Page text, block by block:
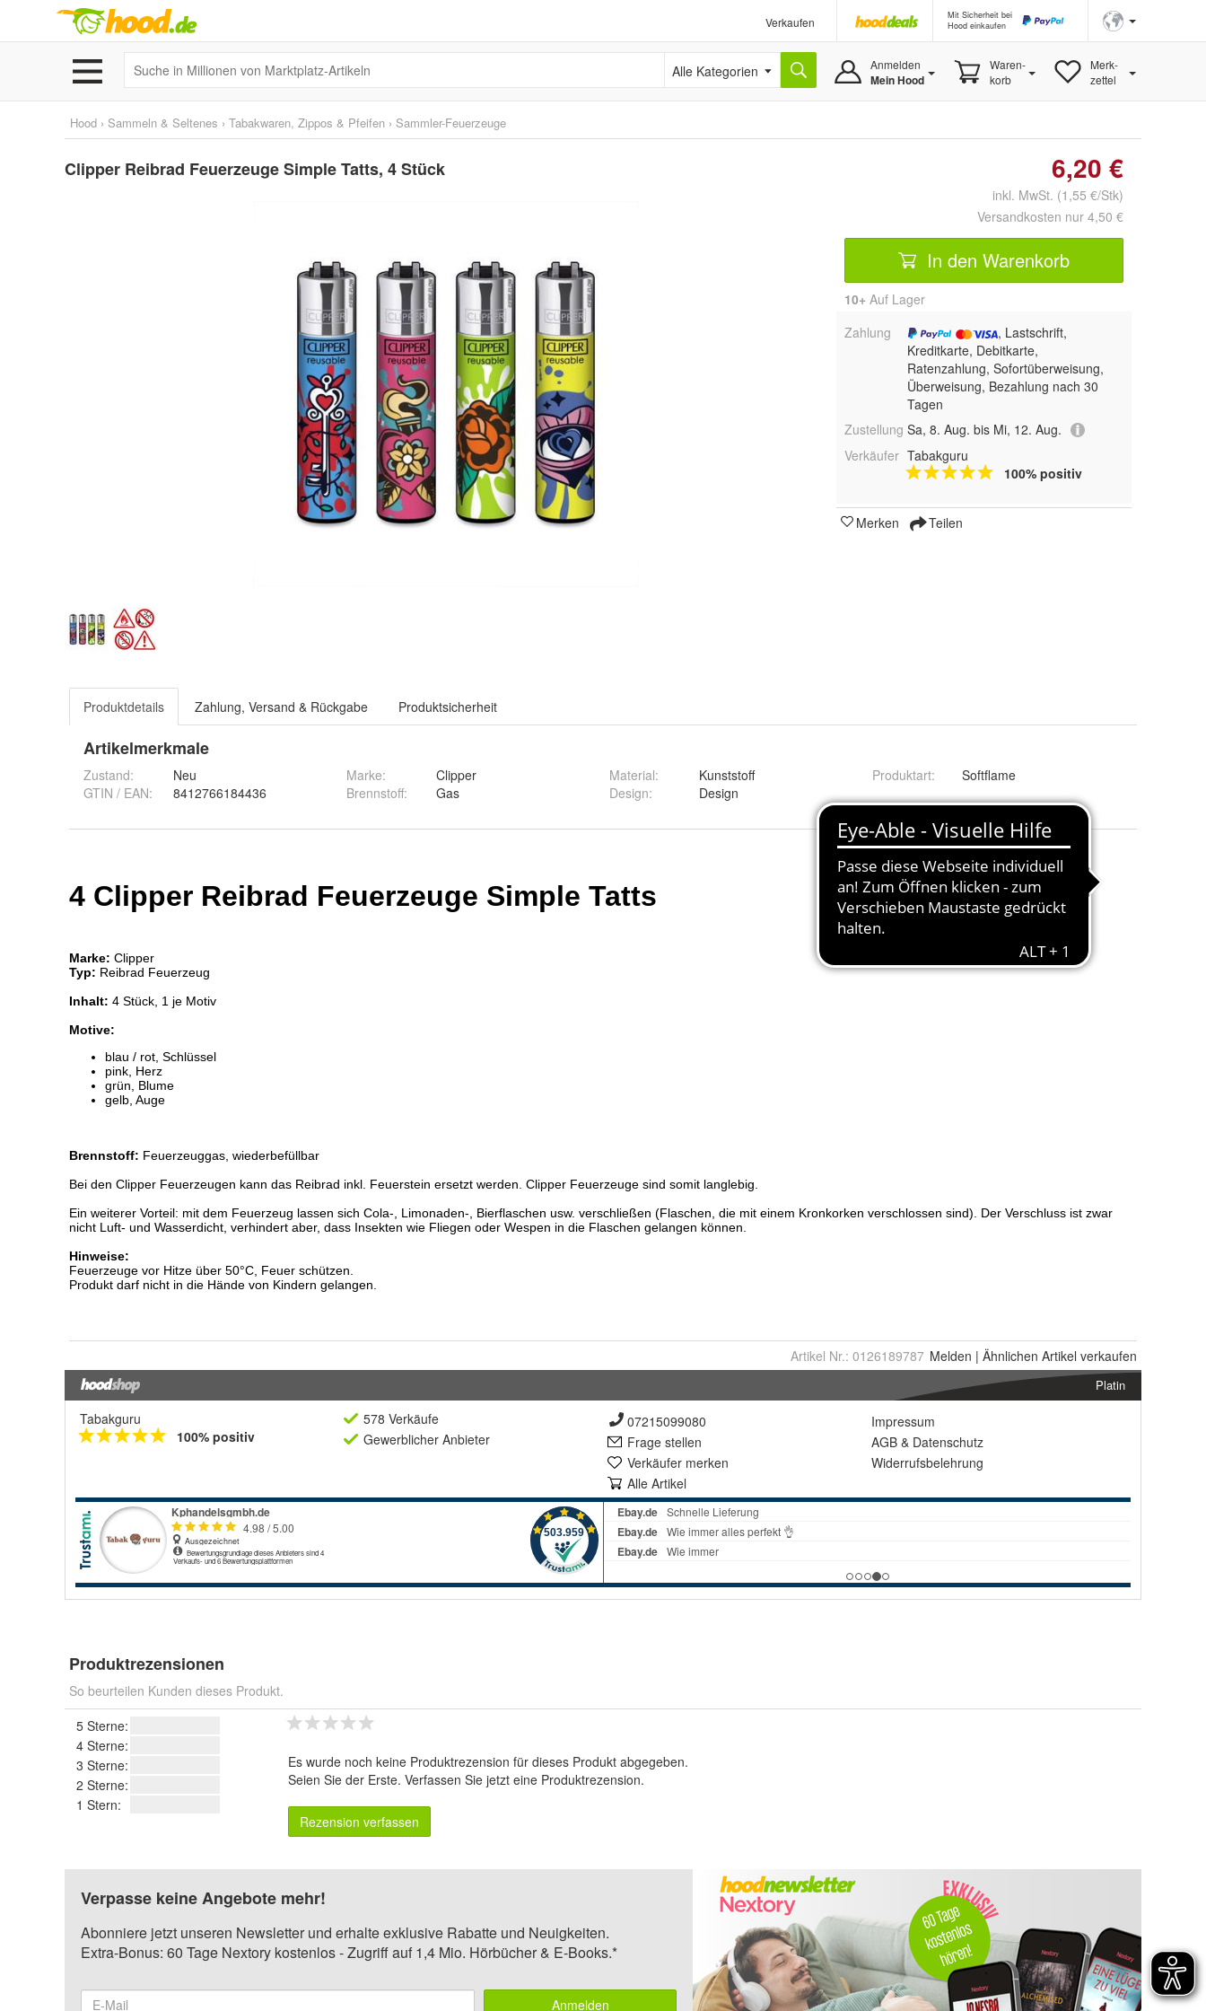
Verkaufen
Mit Sicherheit bei
Hood einkaufen
Alle Kategorien Anmelden
Mein Hood
Waren-
korb
Merk-
zettel
Hood › Sammeln & Seltenes › Tabakwaren, Zippos & Pfeifen › Sammler-Feuerzeuge
Clipper Reibrad Feuerzeuge Simple Tatts, 4 Stück 6,20 €
inkl. MwSt. (1,55 €/Stk)
Versandkosten nur 4,50 €
In den Warenkorb
10+ Auf Lager
Zahlung
, Lastschrift,
Kreditkarte, Debitkarte,
Ratenzahlung, Sofortüberweisung,
Überweisung, Bezahlung nach 30
Tagen
Zustellung Sa, 8. Aug. bis Mi, 12. Aug.
Verkäufer Tabakguru
100% positiv
Merken Teilen
Produktdetails Zahlung, Versand & Rückgabe Produktsicherheit
Artikelmerkmale
Zustand:
Neu
GTIN / EAN:
8412766184436
Marke:
Clipper
Brennstoff: Gas
Material:
Kunststoff
Design: Design
Produktart: Softflame
Artikel Nr.: 0126189787 Melden | Ähnlichen Artikel verkaufen
Platin
Tabakguru
100% positiv
578 Verkäufe
Gewerblicher Anbieter
07215099080
Frage stellen
Verkäufer merken
Alle Artikel
Impressum
AGB & Datenschutz
Widerrufsbelehrung
Produktrezensionen
So beurteilen Kunden dieses Produkt.
5 Sterne:
4 Sterne:
3 Sterne:
2 Sterne:
1 Stern:
Es wurde noch keine Produktrezension für dieses Produkt abgegeben.
Seien Sie der Erste. Verfassen Sie jetzt eine Produktrezension.
Rezension verfassen
Verpasse keine Angebote mehr!
Abonniere jetzt unseren Newsletter und erhalte exklusive Rabatte und Neuigkeiten.
Extra-Bonus: 60 Tage Nextory kostenlos - Zugriff auf 1,4 Mio. Hörbücher & E-Books.*
Anmelden